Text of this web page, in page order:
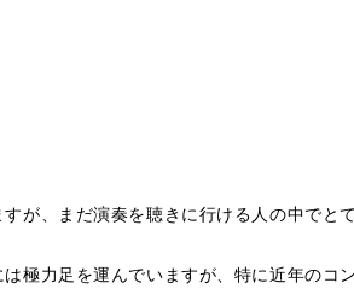
が、まだ演奏を聴きに行ける人の中でと
極力足を運んでいますが、特に近年のコ